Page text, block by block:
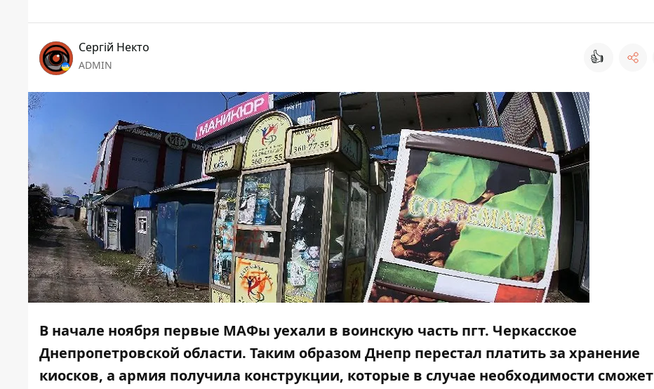
Сергій Некто
ADMIN 👍
В начале ноября первые МАФы уехали в воинскую часть пгт. Черкасское
Днепропетровской области. Таким образом Днепр перестал платить за хранение
киосков, а армия получила конструкции, которые в случае необходимости сможет